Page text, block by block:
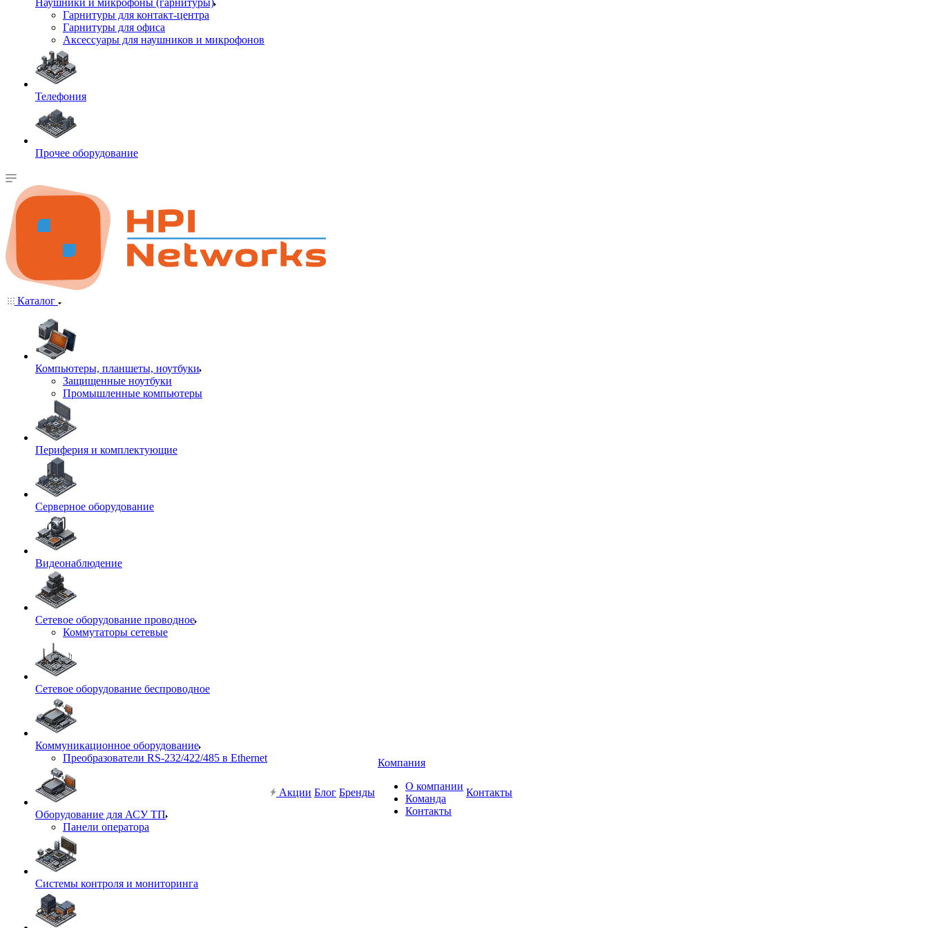
Наушники и микрофоны (гарнитуры)
Гарнитуры для контакт-центра
Гарнитуры для офиса
Аксессуары для наушников и микрофонов
Телефония
Прочее оборудование
Каталог
Компьютеры, планшеты, ноутбуки
Защищенные ноутбуки
Промышленные компьютеры
Периферия и комплектующие
Серверное оборудование
Видеонаблюдение
Сетевое оборудование проводное
Коммутаторы сетевые
Сетевое оборудование беспроводное
Коммуникационное оборудование
Преобразователи RS-232/422/485 в Ethernet
Оборудование для АСУ ТП
Панели оператора
Системы контроля и мониторинга
Акции Блог Бренды
Компания
О компании
Команда
Контакты
Контакты